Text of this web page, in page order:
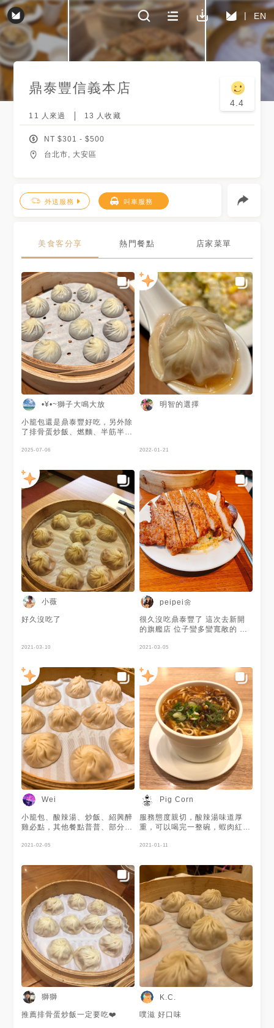
EN
鼎泰豐信義本店
4.4
11 人來過 13 人收藏
NT $301 - $500
台北市, 大安區
外送服務 叫車服務
美食客分享 熱門餐點 店家菜單
•¥•~獅子大鳴大放
小籠包還是鼎泰豐好吃，另外除
了排骨蛋炒飯、燃麵、半筋半肉
賣沒有小籠包表現得好，下次應
克力小籠包當飯後點心，個人覺
得算是苦甜巧克力口味（約70%
左右），但長輩還是認為太甜，
我覺得蠻好吃的😋
2025-07-06
明智的選擇
2022-01-21
小薇
好久沒吃了
2021-03-10
peipei🌼
很久沒吃鼎泰豐了 這次去新開
的旗艦店 位子蠻多蠻寬敞的 絲
飯味道有點偏淡 滿分5個☀️ 我給
2021-03-05
Wei
小籠包、酸辣湯、炒飯、紹興醉
雞必點，其他餐點普普、部分偏
常好 適合帶外國朋友嚐鮮首選
2021-02-05
Pig Corn
服務態度親切，酸辣湯味道厚
重，可以喝完一整碗，蝦肉紅油
上一點點醋，增添不同層次的風
2021-01-11
獅獅
推薦排骨蛋炒飯一定要吃❤️
K.C.
噗滋 好口味